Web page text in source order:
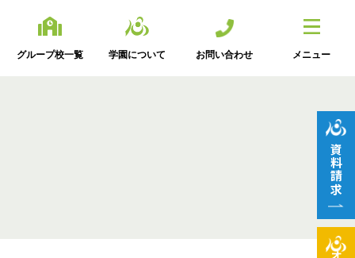
グループ校一覧 学園について お問い合わせ メニュー
資料請求